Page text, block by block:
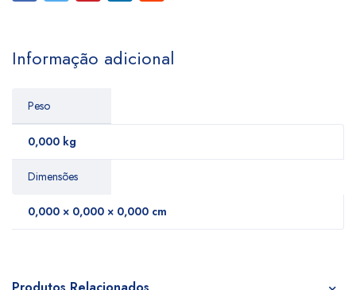
Informação adicional
Peso
0,000 kg
Dimensões
0,000 × 0,000 × 0,000 cm